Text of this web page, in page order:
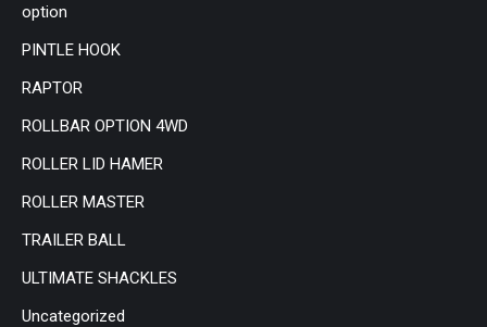
option
PINTLE HOOK
RAPTOR
ROLLBAR OPTION 4WD
ROLLER LID HAMER
ROLLER MASTER
TRAILER BALL
ULTIMATE SHACKLES
Uncategorized